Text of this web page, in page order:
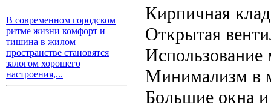
В современном городском
ритме жизни комфорт и
тишина в жилом
пространстве становятся
залогом хорошего
настроения,...
Кирпичная
Открытая
Использование
Минимализм в
Большие окна и